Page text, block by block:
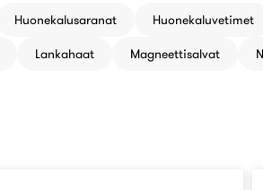
Huonekalusaranat Huonekaluvetimet
Lankahaat Magneettisalvat